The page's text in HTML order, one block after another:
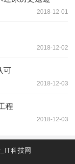
2018-12-01
2018-12-02
可
2018-12-03
程
2018-12-03
科技网